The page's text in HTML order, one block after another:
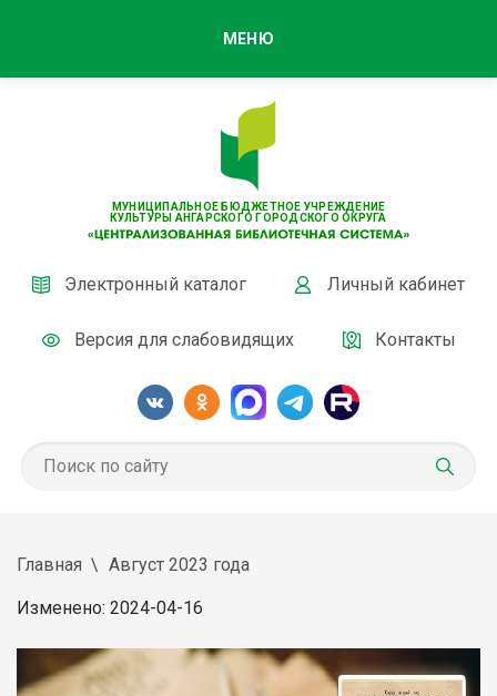
МУНИЦИПАЛЬНОЕ БЮДЖЕТНОЕ УЧРЕЖДЕНИЕ
КУЛЬТУРЫ АНГАРСКОГО ГОРОДСКОГО ОКРУГА
Электронный каталог Личный кабинет
Версия для слабовидящих Контакты
МЕНЮ
Главная Август 2023 года
Изменено: 2024-04-16